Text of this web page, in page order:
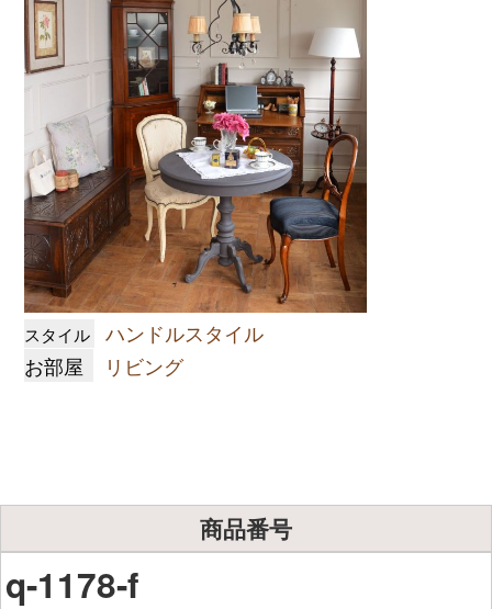
スタイル
ハンドルスタイル
お部屋
リビング
商品番号
q-1178-f